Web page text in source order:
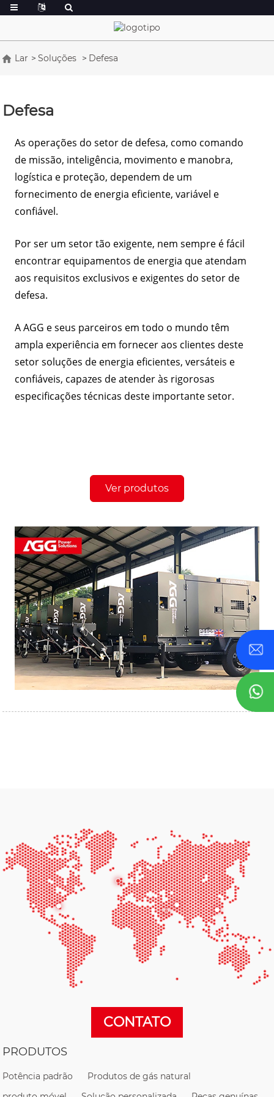
Lar Soluções Defesa
Defesa
As operações do setor de defesa, como comando
de missão, inteligência, movimento e manobra,
logística e proteção, dependem de um
fornecimento de energia eficiente, variável e
confiável.
Por ser um setor tão exigente, nem sempre é fácil
encontrar equipamentos de energia que atendam
aos requisitos exclusivos e exigentes do setor de
defesa.
A AGG e seus parceiros em todo o mundo têm
ampla experiência em fornecer aos clientes deste
setor soluções de energia eficientes, versáteis e
confiáveis, capazes de atender às rigorosas
especificações técnicas deste importante setor.
Ver produtos
CONTATO
PRODUTOS
Potência padrão
Produtos de gás natural